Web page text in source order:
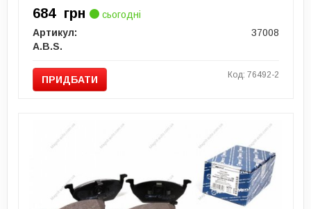
684 грн
сьогодні
Артикул:
37008
A.B.S.
ПРИДБАТИ Код: 76492-2